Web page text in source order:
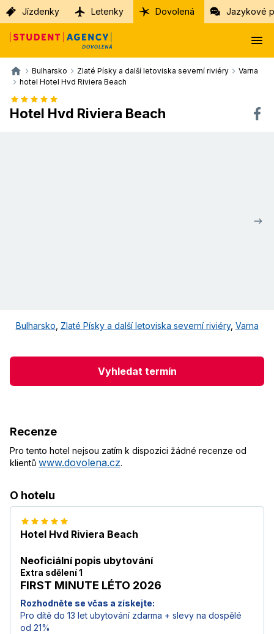
Jízdenky Letenky Dovolená Jazykové
Bulharsko Zlaté Písky a další letoviska severní riviéry
Varna
hotel Hotel Hvd Riviera Beach
Hotel Hvd Riviera Beach
Bulharsko Zlaté Písky a další letoviska severní riviéry, Varna
Vyhledat termín
Recenze
Pro tento hotel nejsou zatím k dispozici žádné recenze od
klientů www.dovolena.cz.
O hotelu
Hotel Hvd Riviera Beach
Neoficiální popis ubytování
Extra sdělení 1
FIRST MINUTE LÉTO 2026
Rozhodněte se včas a získejte:
Pro dítě do 13 let ubytování zdarma + slevy na dospělé
od 21%